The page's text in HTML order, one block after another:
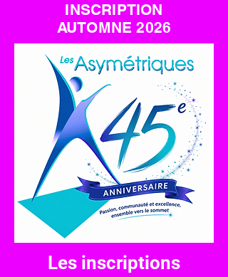
INSCRIPTION
AUTOMNE 2026
Les inscriptions